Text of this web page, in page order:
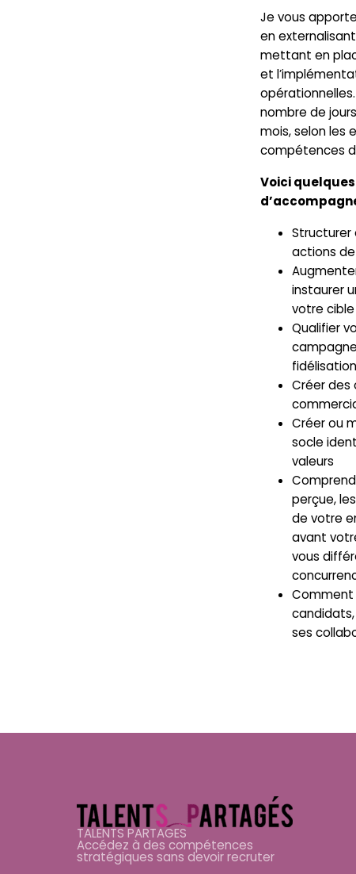
Je vous
en
mettant en
et
nombre de
mois, selon les
compétences
Voici
Structurer
actions
instaurer
votre cible
Qualifier
Créer des
Créer ou
socle
valeurs
perçue,
de votre
avant
vous
Comment
ses
TALENTS PARTAGES
Accédez à des compétences
stratégiques sans devoir recruter